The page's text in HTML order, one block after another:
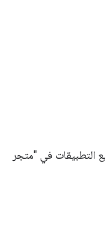
التطبيقات في "متجر